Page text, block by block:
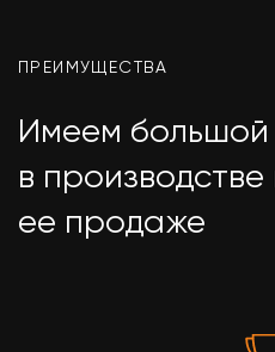
ПРЕИМУЩЕСТВА
Имеем большой
в
ее продаже